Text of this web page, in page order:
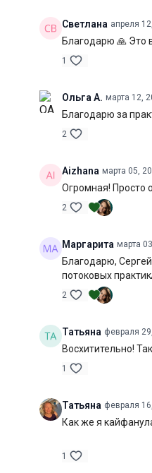
Светлана апреля
Благодарю 🙏 Это
1
Ольга А. марта 12,
Благодарю за
2
Aizhana марта 05,
Огромная! Просто
2
Маргарита марта
Благодарю,
потоковых
2
Татьяна февраля
Восхитительно!
1
Татьяна февраля
Как же я
1